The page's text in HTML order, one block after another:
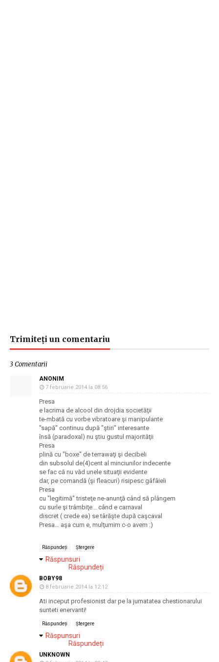
Trimiteți un comentariu
3 Comentarii
ANONIM
7 februarie 2014 la 08:56
Presa
e lacrima de alcool din drojdia societăţii
te-mbată cu vorbe vibratoare şi manipulante
"sapă" continuu după "ştiri" interesante
însă (paradoxal) nu ştiu gustul majorităţii
Presa
plină cu "boxe" de terrawaţi şi decibeli
din subsolul de(4)cent al minciunilor indecente
se fac că nu văd unele situaţii evidente
dar, pe comandă (şi fleacuri) risipesc gâfâieli
Presa
cu "legitimă" tristeţe ne-anunţă când să plângem
cu surle şi trâmbiţe... când e carnaval
discret ( crede ea) se târăşte după caşcaval
Presa... aşa cum e, mulţumim c-o avem :)
Răspundeți Ștergere
Răspunsuri
Răspundeți
BOBY98
8 februarie 2014 la 12:12
Ati inceput profesionist dar pe la jumatatea chestionarului
sunteti enervanti!
Răspundeți Ștergere
Răspunsuri
Răspundeți
UNKNOWN